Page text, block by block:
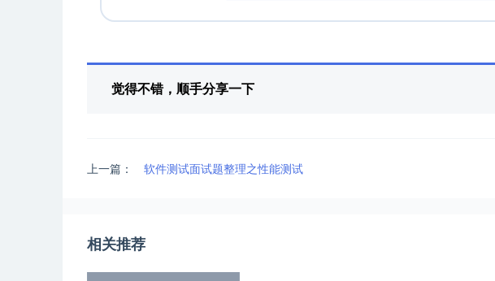
觉得不错，顺手分享一下
上一篇： 软件测试面试题整理之性能测试
相关推荐